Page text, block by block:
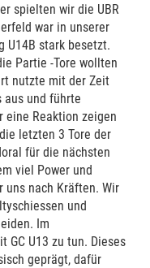
spielten wir die UBR
war in unserer
U14B stark besetzt.
Partie -Tore wollten
nutzte mit der Zeit
aus und führte
eine Reaktion zeigen
letzten 3 Tore der
für die nächsten
viel Power und
uns nach Kräften. Wir
und
Im
GC U13 zu tun. Dieses
geprägt, dafür